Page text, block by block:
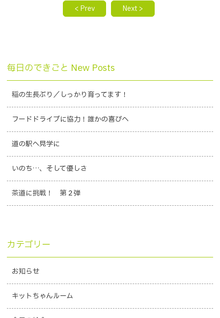
< Prev Next >
毎日のできごと New Posts
稲の生長ぶり／しっかり育ってます！
フードドライブに協力！誰かの喜びへ
道の駅へ見学に
いのち…、そして優しさ
茶道に挑戦！ 第２弾
カテゴリー
お知らせ
キットちゃんルーム